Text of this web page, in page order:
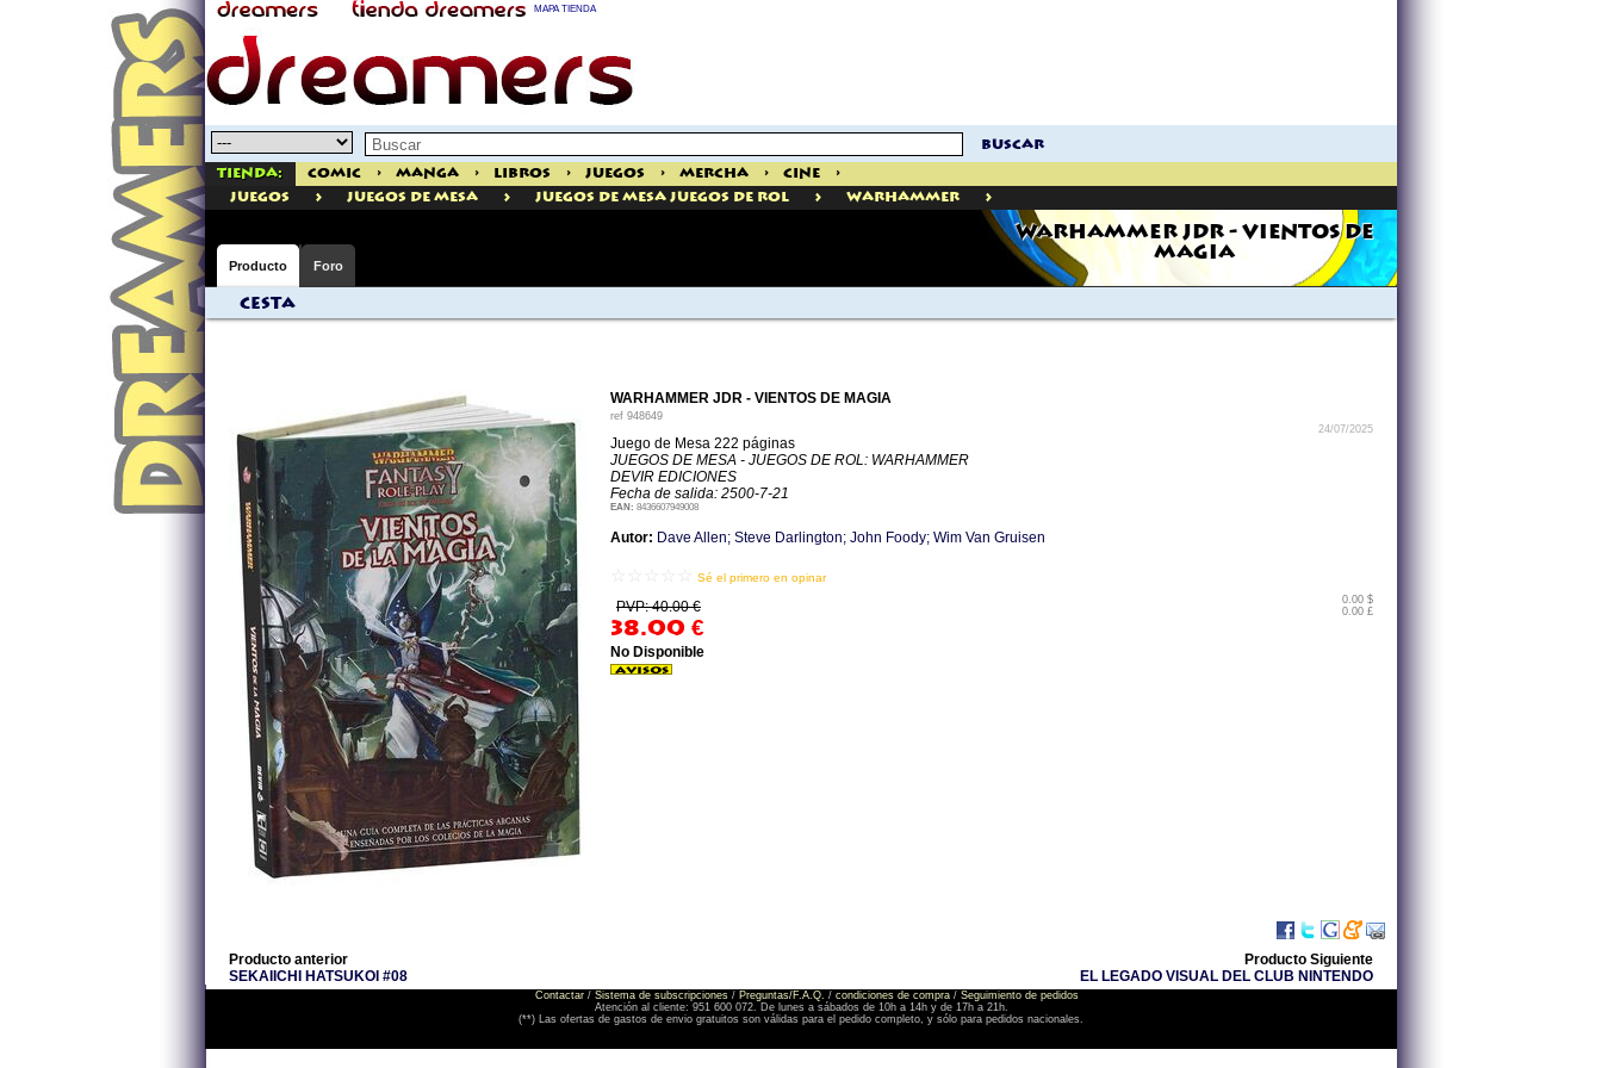
MAPA TIENDA
buscar
Tienda: Comic > Manga > Libros > Juegos > Mercha > Cine
>
juegos
> Juegos de Mesa > Juegos De Mesa Juegos De Rol > Warhammer >
WARHAMMER JDR - VIENTOS DE
MAGIA
Producto Foro
Cesta
WARHAMMER JDR - VIENTOS DE MAGIA
ref 948649
24/07/2025
Juego de Mesa 222 páginas
JUEGOS DE MESA - JUEGOS DE ROL: WARHAMMER
DEVIR EDICIONES
Fecha de salida: 2500-7-21
EAN: 8436607949008
Autor: Dave Allen; Steve Darlington; John Foody; Wim Van Gruisen
Sé el primero en opinar
PVP: 40.00 €
38.00 €
0.00 $
0.00 £
No Disponible
Producto anterior
SEKAIICHI HATSUKOI #08
Producto Siguiente
EL LEGADO VISUAL DEL CLUB NINTENDO
Contactar / Sistema de subscripciones / Preguntas/F.A.Q. / condiciones de compra / Seguimiento de pedidos
Atención al cliente: 951 600 072. De lunes a sábados de 10h a 14h y de 17h a 21h.
(**) Las ofertas de gastos de envio gratuitos son válidas para el pedido completo, y sólo para pedidos nacionales.